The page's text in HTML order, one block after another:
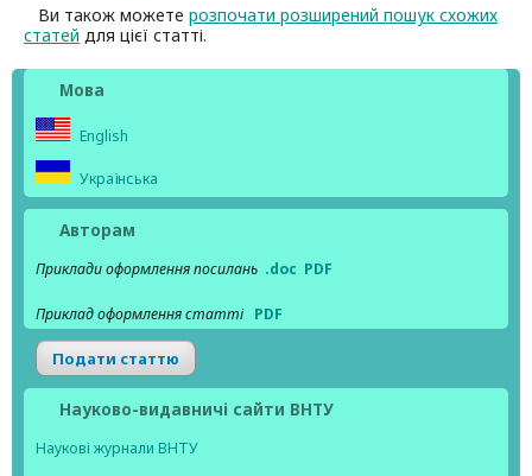
Ви також можете розпочати розширений пошук схожих
статей для цієї статті.
Мова
English
Українська
Авторам
Приклади оформлення посилань .doc PDF
Приклад оформлення статті PDF
Подати статтю
Науково-видавничі сайти ВНТУ
Наукові журнали ВНТУ